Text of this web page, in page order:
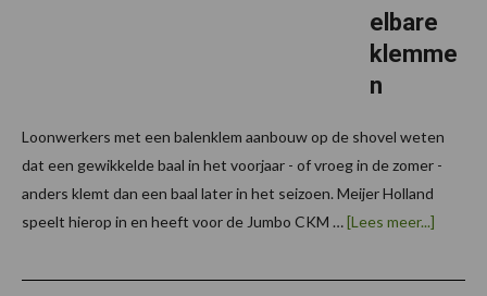
elbare
klemme
n
Loonwerkers met een balenklem aanbouw op de shovel weten
dat een gewikkelde baal in het voorjaar - of vroeg in de zomer -
anders klemt dan een baal later in het seizoen. Meijer Holland
speelt hierop in en heeft voor de Jumbo CKM …[Lees meer...]